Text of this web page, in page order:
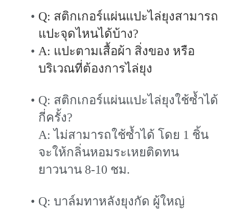
Q: สติกเกอร์แผ่นแปะไล่ยุงสามารถ
แปะจุดไหนได้บ้าง?
A: แปะตามเสื้อผ้า สิ่งของ หรือ
บริเวณที่ต้องการไล่ยุง
Q: สติกเกอร์แผ่นแปะไล่ยุงใช้ซ้ำได้
กี่ครั้ง?
A: ไม่สามารถใช้ซ้ำได้ โดย 1 ชิ้น
จะให้กลิ่นหอมระเหยติดทน
ยาวนาน 8-10 ชม.
Q: บาล์มทาหลังยุงกัด ผู้ใหญ่